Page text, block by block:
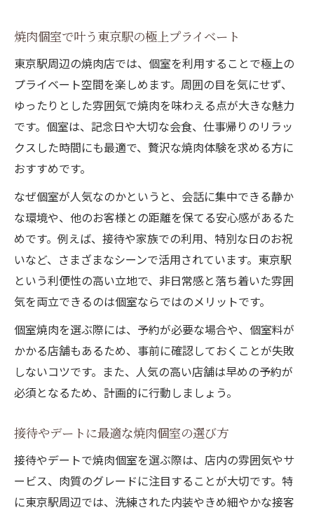
焼肉個室で叶う東京駅の極上プライベート
東京駅周辺の焼肉店では、個室を利用することで極上の
プライベート空間を楽しめます。周囲の目を気にせず、
ゆったりとした雰囲気で焼肉を味わえる点が大きな魅力
です。個室は、記念日や大切な会食、仕事帰りのリラッ
クスした時間にも最適で、贅沢な焼肉体験を求める方に
おすすめです。
なぜ個室が人気なのかというと、会話に集中できる静か
な環境や、他のお客様との距離を保てる安心感があるた
めです。例えば、接待や家族での利用、特別な日のお祝
いなど、さまざまなシーンで活用されています。東京駅
という利便性の高い立地で、非日常感と落ち着いた雰囲
気を両立できるのは個室ならではのメリットです。
個室焼肉を選ぶ際には、予約が必要な場合や、個室料が
かかる店舗もあるため、事前に確認しておくことが失敗
しないコツです。また、人気の高い店舗は早めの予約が
必須となるため、計画的に行動しましょう。
接待やデートに最適な焼肉個室の選び方
接待やデートで焼肉個室を選ぶ際は、店内の雰囲気やサ
ービス、肉質のグレードに注目することが大切です。特
に東京駅周辺では、洗練された内装やきめ細やかな接客